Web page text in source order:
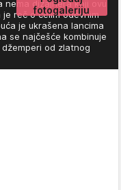
fotogaleriju
dizajnera koji ovu
reč o celim odevnim
je ukrašena lancima
se najčešće kombinuje
od zlatnog